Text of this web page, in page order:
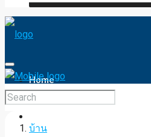
Home
บ้าน